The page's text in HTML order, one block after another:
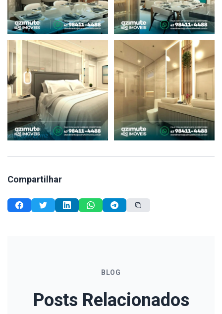
Compartilhar
BLOG
Posts Relacionados